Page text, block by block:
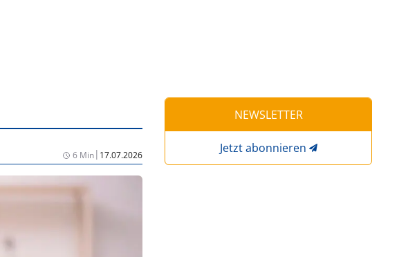
6 Min| 17.07.2026
NEWSLETTER
Jetzt abonnieren